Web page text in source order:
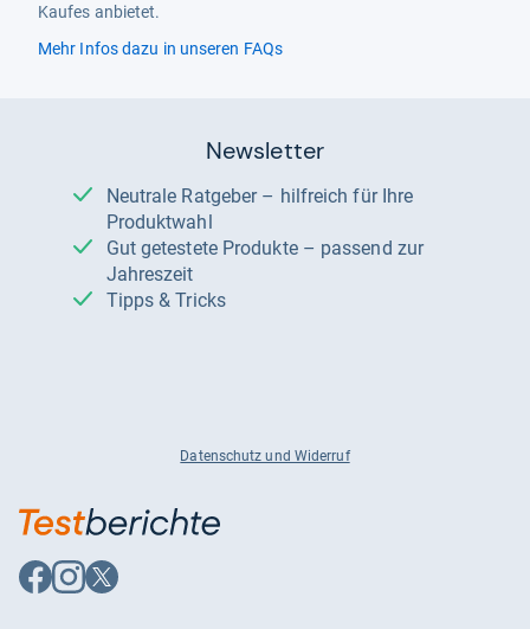
Kaufes anbietet.
Mehr Infos dazu in unseren FAQs
Newsletter
Neutrale Ratgeber – hilfreich für Ihre
Produktwahl
Gut getestete Produkte – passend zur
Jahreszeit
Tipps & Tricks
Datenschutz und Widerruf
Auf
Facebook
Auf
Instagram
Auf
X